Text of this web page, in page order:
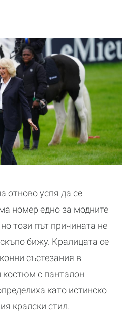
отново успя да се
номер едно за модните
този път причината не
бижу. Кралицата се
състезания в
костюм с панталон –
като истинско
кралски стил.